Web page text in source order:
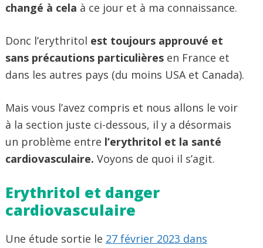
changé à cela à ce jour et à ma connaissance.
Donc l’erythritol est toujours approuvé et
sans précautions particulières en France et
dans les autres pays (du moins USA et Canada).
Mais vous l’avez compris et nous allons le voir
à la section juste ci-dessous, il y a désormais
un problème entre l’erythritol et la santé
cardiovasculaire. Voyons de quoi il s’agit.
Erythritol et danger
cardiovasculaire
Une étude sortie le 27 février 2023 dans